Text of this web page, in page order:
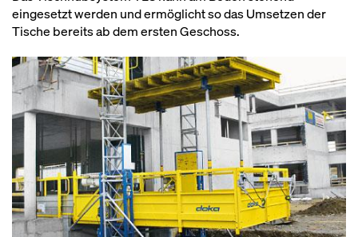
eingesetzt werden und ermöglicht so das Umsetzen der
Tische bereits ab dem ersten Geschoss.